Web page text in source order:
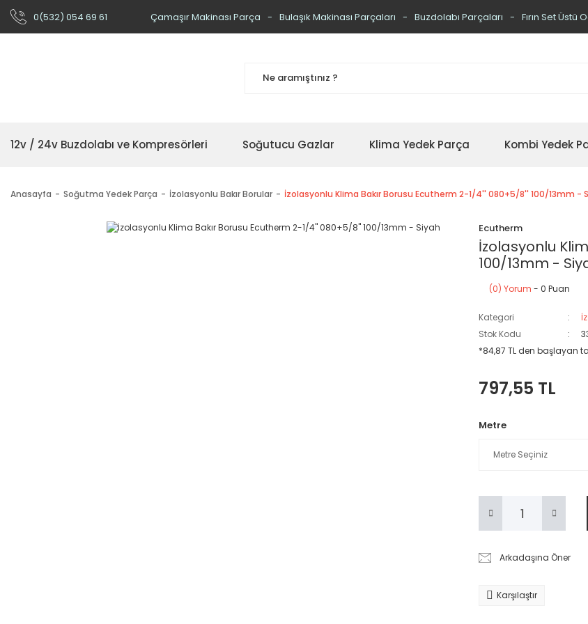
0(532) 054 69 61 Çamaşır Makinası Parça Bulaşık Makinası Parçaları Buzdolabı Parçaları Fırın Set Üstü
12v / 24v Buzdolabı ve Kompresörleri Soğutucu Gazlar Klima Yedek Parça Kombi Yedek
Anasayfa Soğutma Yedek Parça İzolasyonlu Bakır Borular İzolasyonlu Klima Bakır Borusu Ecutherm 2-1/4'' 080+5/8'' 100/13mm -
Ecutherm
İzolasyonlu
100/13mm -
(0) Yorum - 0 Puan
Kategori
Stok Kodu
*84,87 TL den başlayan
797,55 TL
Metre
Arkadaşına Öner
Karşılaştır